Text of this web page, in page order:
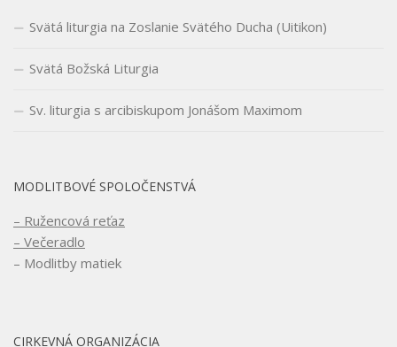
Svätá liturgia na Zoslanie Svätého Ducha (Uitikon)
Svätá Božská Liturgia
Sv. liturgia s arcibiskupom Jonášom Maximom
MODLITBOVÉ SPOLOČENSTVÁ
– Ružencová reťaz
– Večeradlo
– Modlitby matiek
CIRKEVNÁ ORGANIZÁCIA